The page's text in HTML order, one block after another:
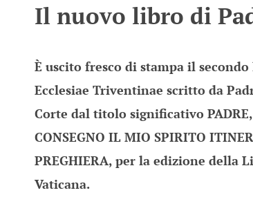
Il nuovo libro di
È uscito fresco di stampa il
Ecclesiae Triventinae scritto da
Corte dal titolo significativo
CONSEGNO IL MIO SPIRITO
PREGHIERA, per la edizione della
Vaticana.